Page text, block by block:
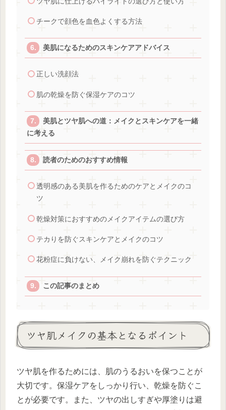
チークで顔色を血色よくする方法
美肌になるためのスキンケアアドバイス
正しい洗顔法
肌の乾燥を防ぐ保湿ケアのコツ
美肌とツヤ肌への道：メイクとスキンケアを一緒
に考える
読者のためのおすすめ情報
透明感のある美肌を作るためのケアとメイクのコ
ツ
乾燥対策におすすめのメイクアイテムの選び方
テカりを防ぐスキンケアとメイクのコツ
花粉症に負けない、メイク崩れを防ぐテクニック
この記事のまとめ
ツヤ肌メイクの基本となるポイント
ツヤ肌を作るためには、肌のうるおいを保つことが
大切です。保湿ケアをしっかり行い、乾燥を防ぐこ
とが必要です。また、ツヤの出しすぎや厚塗りは避